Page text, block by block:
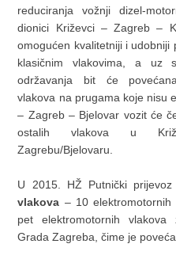
reduciranja vožnji dizel-
dionici Križevci – Zagreb –
omogućen kvalitetniji i
klasičnim vlakovima, a uz
održavanja bit će
vlakova na prugama koje nisu
– Zagreb – Bjelovar vozit će
ostalih vlakova u
Zagrebu/Bjelovaru.
U 2015. HŽ Putnički prijevoz
vlakova – 10
pet elektromotornih vlakova
Grada Zagreba, čime je